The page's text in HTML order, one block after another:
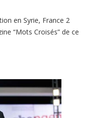
en Syrie, France 2
“Mots Croisés” de ce